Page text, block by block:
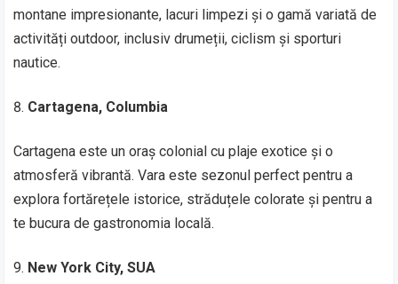
montane impresionante, lacuri limpezi și o gamă variată de
activități outdoor, inclusiv drumeții, ciclism și sporturi
nautice.
Cartagena, Columbia
Cartagena este un oraș colonial cu plaje exotice și o
atmosferă vibrantă. Vara este sezonul perfect pentru a
explora fortărețele istorice, străduțele colorate și pentru a
te bucura de gastronomia locală.
New York City, SUA